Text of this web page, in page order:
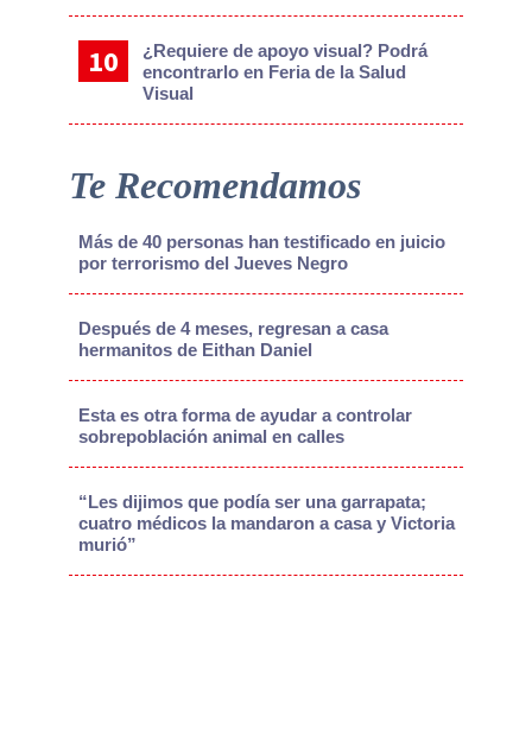
¿Requiere de apoyo visual? Podrá
encontrarlo en Feria de la Salud
Visual
Te Recomendamos
Más de 40 personas han testificado en juicio
por terrorismo del Jueves Negro
Después de 4 meses, regresan a casa
hermanitos de Eithan Daniel
Esta es otra forma de ayudar a controlar
sobrepoblación animal en calles
“Les dijimos que podía ser una garrapata;
cuatro médicos la mandaron a casa y Victoria
murió”